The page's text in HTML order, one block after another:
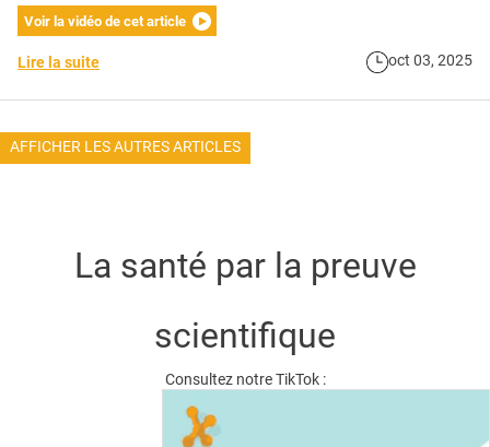
Lire la suite
Voir la vidéo de cet article
oct 03, 2025
AFFICHER LES AUTRES ARTICLES
La santé par la preuve
scientifique
Consultez notre TikTok :